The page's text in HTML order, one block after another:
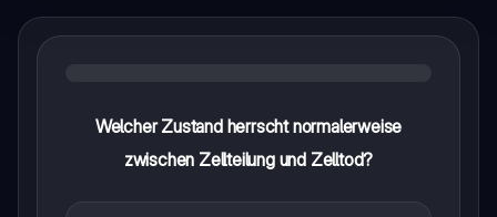
Welcher Zustand herrscht normalerweise
zwischen Zellteilung und Zelltod?